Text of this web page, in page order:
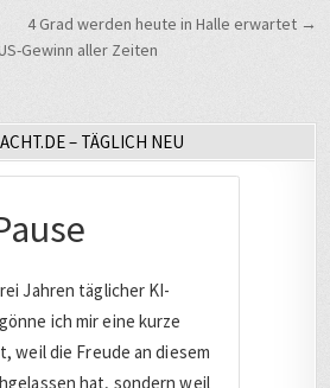
4 Grad werden heute in Halle erwartet →
Gewinn aller Zeiten
– TÄGLICH NEU